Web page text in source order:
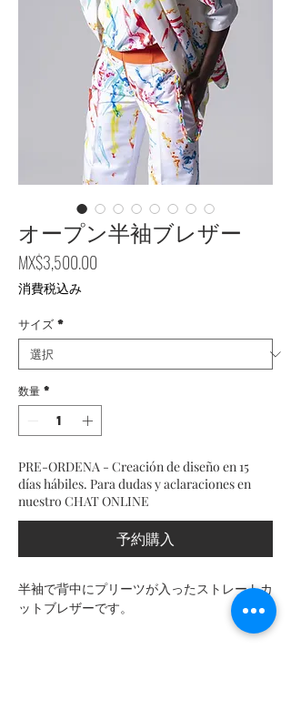
オープン半袖ブレザー
MX$3,500.00
消費税込み
サイズ *
数量 *
PRE-ORDENA - Creación de diseño en 15
días hábiles. Para dudas y aclaraciones en
nuestro CHAT ONLINE
予約購入
半袖で背中にプリーツが入ったストレートカ
ットブレザーです。